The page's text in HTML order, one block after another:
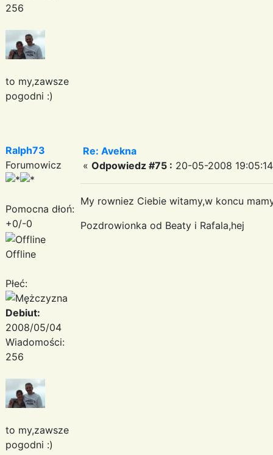
256
to my,zawsze
pogodni :)
Ralph73
Forumowicz
Pomocna dłoń:
+0/-0
Offline
Płeć:
Debiut:
2008/05/04
Wiadomości:
256
to my,zawsze
pogodni :)
Re: Avekna
« Odpowiedz #75 : 20-05-2008
My rowniez Ciebie witamy,w koncu
Pozdrowionka od Beaty i Rafala,hej